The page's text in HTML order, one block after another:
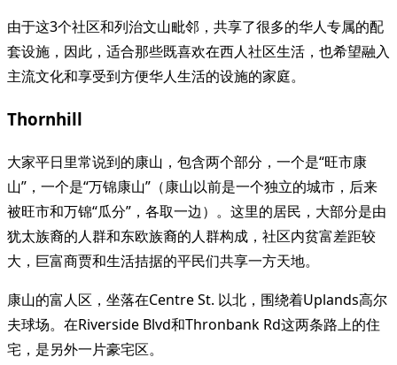
由于这3个社区和列治文山毗邻，共享了很多的华人专属的配
套设施，因此，适合那些既喜欢在西人社区生活，也希望融入
主流文化和享受到方便华人生活的设施的家庭。
Thornhill
大家平日里常说到的康山，包含两个部分，一个是“旺市康
山”，一个是“万锦康山”（康山以前是一个独立的城市，后来
被旺市和万锦“瓜分”，各取一边）。这里的居民，大部分是由
犹太族裔的人群和东欧族裔的人群构成，社区内贫富差距较
大，巨富商贾和生活拮据的平民们共享一方天地。
康山的富人区，坐落在Centre St. 以北，围绕着Uplands高尔
夫球场。在Riverside Blvd和Thronbank Rd这两条路上的住
宅，是另外一片豪宅区。